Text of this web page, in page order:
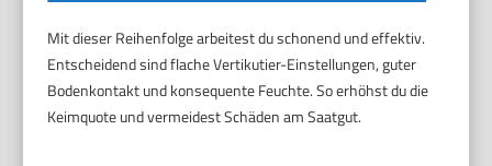
Mit dieser Reihenfolge arbeitest du schonend und effektiv.
Entscheidend sind flache Vertikutier-Einstellungen, guter
Bodenkontakt und konsequente Feuchte. So erhöhst du die
Keimquote und vermeidest Schäden am Saatgut.